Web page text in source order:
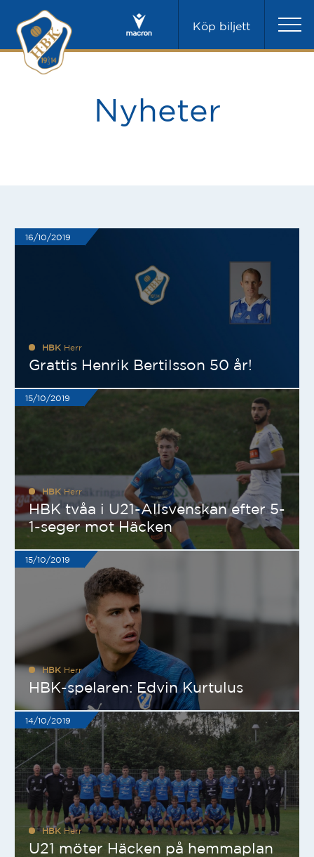
Köp biljett
Nyheter
16/10/2019
HBK Herr
Grattis Henrik Bertilsson 50 år!
15/10/2019
HBK Herr
HBK tvåa i U21-Allsvenskan efter 5-
1-seger mot Häcken
15/10/2019
HBK Herr
HBK-spelaren: Edvin Kurtulus
14/10/2019
HBK Herr
U21 möter Häcken på hemmaplan